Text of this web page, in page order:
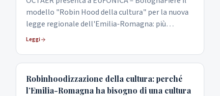
modello "Robin Hood della cultura" per la nuova
legge regionale dell'Emilia-Romagna: più
opportunità a piccoli Comuni, piccole imprese
Nicola Zingaretti e Michele De Pascale.
Leggi
Robinhoodizzazione della cultura: perché
l’Emilia-Romagna ha bisogno di una cultura